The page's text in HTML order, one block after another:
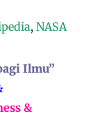
, NASA
Ilmu”
&